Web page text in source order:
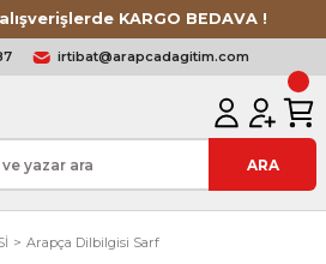
KARGO BEDAVA !
irtibat@arapcadagitim.com
ARA
Arapça Dilbilgisi Sarf